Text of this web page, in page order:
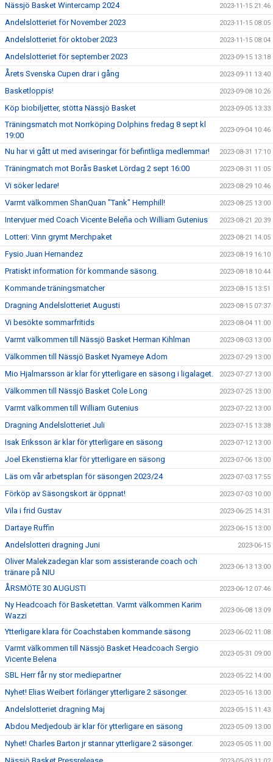
Nässjö Basket Wintercamp 2024 2023-11-15 21:46
Andelslotteriet för November 2023 2023-11-15 08:05
Andelslotteriet för oktober 2023 2023-11-15 08:04
Andelslotteriet för september 2023 2023-09-15 13:18
Årets Svenska Cupen drar i gång 2023-09-11 13:40
Basketloppis! 2023-09-08 10:26
Köp biobiljetter, stötta Nässjö Basket 2023-09-05 13:33
Träningsmatch mot Norrköping Dolphins fredag 8 sept kl
19:00
2023-09-04 10:46
Nu har vi gått ut med aviseringar för befintliga medlemmar! 2023-08-31 17:10
Träningmatch mot Borås Basket Lördag 2 sept 16:00 2023-08-31 11:05
Vi söker ledare! 2023-08-29 10:46
Varmt välkommen ShanQuan "Tank" Hemphill! 2023-08-25 13:00
Intervjuer med Coach Vicente Beleña och William Gutenius 2023-08-21 20:39
Lotteri: Vinn grymt Merchpaket 2023-08-21 14:05
Fysio Juan Hernandez 2023-08-19 16:10
Pratiskt information för kommande säsong. 2023-08-18 10:44
Kommande träningsmatcher 2023-08-15 13:51
Dragning Andelslotteriet Augusti 2023-08-15 07:37
Vi besökte sommarfritids 2023-08-04 11:00
Varmt välkommen till Nässjö Basket Herman Kihlman 2023-08-03 13:00
Välkommen till Nässjö Basket Nyameye Adom 2023-07-29 13:00
Mio Hjalmarsson är klar för ytterligare en säsong i ligalaget. 2023-07-27 13:00
Välkommen till Nässjö Basket Cole Long 2023-07-25 13:00
Varmt välkommen till William Gutenius 2023-07-22 13:00
Dragning Andelslotteriet Juli 2023-07-15 13:38
Isak Eriksson är klar för ytterligare en säsong 2023-07-12 13:00
Joel Ekenstierna klar för ytterligare en säsong 2023-07-06 13:00
Läs om vår arbetsplan för säsongen 2023/24 2023-07-03 17:55
Förköp av Säsongskort är öppnat! 2023-07-03 10:00
Vila i frid Gustav 2023-06-25 14:31
Dartaye Ruffin 2023-06-15 13:00
Andelslotteri dragning Juni 2023-06-15
Oliver Malekzadegan klar som assisterande coach och
tränare på NIU
2023-06-13 13:00
ÅRSMÖTE 30 AUGUSTI 2023-06-12 07:46
Ny Headcoach för Basketettan. Varmt välkommen Karim
Wazzi
2023-06-08 13:09
Ytterligare klara för Coachstaben kommande säsong 2023-06-02 11:08
Varmt välkommen till Nässjö Basket Headcoach Sergio
Vicente Belena
2023-05-31 09:00
SBL Herr får ny stor mediepartner 2023-05-22 14:00
Nyhet! Elias Weibert förlänger ytterligare 2 säsonger. 2023-05-16 13:00
Andelslotteriet dragning Maj 2023-05-15 11:43
Abdou Medjedoub är klar för ytterligare en säsong 2023-05-09 13:00
Nyhet! Charles Barton jr stannar ytterligare 2 säsonger. 2023-05-05 11:00